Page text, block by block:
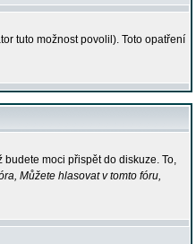
tuto možnost povolil). Toto opatření
moci přispět do diskuze. To,
Můžete hlasovat v tomto fóru,